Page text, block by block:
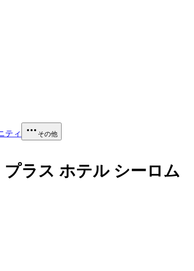
ティ その他
ラス ホテル シーロム